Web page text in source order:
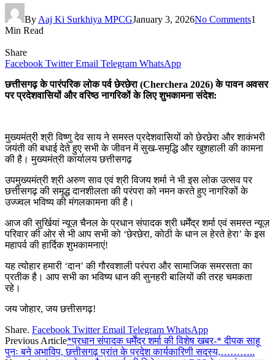
By Aaj Ki Surkhiya MPCGJanuary 3, 2026No Comments1
Min Read
Share
Facebook Twitter Email Telegram WhatsApp
छत्तीसगढ़ के पारंपरिक लोक पर्व छेरछेरा (Cherchera 2026) के पावन अवसर
पर प्रदेशवासियों और वरिष्ठ नागरिकों के लिए शुभकामना संदेश:
मुख्यमंत्री श्री विष्णु देव साय ने समस्त प्रदेशवासियों को छेरछेरा और शाकंभरी
जयंती की बधाई देते हुए सभी के जीवन में सुख-समृद्धि और खुशहाली की कामना
की है। मुख्यमंत्री कार्यालय छत्तीसगढ़
उपमुख्यमंत्री श्री अरुण साव एवं श्री विजय शर्मा ने भी इस लोक उत्सव पर
छत्तीसगढ़ की समृद्ध दानशीलता की परंपरा को नमन करते हुए नागरिकों के
उज्ज्वल भविष्य की मंगलकामना की है।
आज की सुर्खियां न्यूज़ चैनल के प्रधान संपादक श्री धर्मेंद्र शर्मा एवं समस्त न्यूज़
परिवार की ओर से भी आप सभी को ‘छेरछेरा, कोठी के धान ल हेरते हेरा’ के इस
महापर्व की हार्दिक शुभकामनाएं!
यह त्योहार हमारी ‘दान’ की गौरवशाली परंपरा और सामाजिक समरसता का
प्रतीक है। आप सभी का भविष्य धान की सुनहरी बालियों की तरह चमकता
रहे।
जय जोहार, जय छत्तीसगढ़!
Share. Facebook Twitter Email Telegram WhatsApp
Previous Article*प्रधान संपादक धर्मेंद्र शर्मा की विशेष खबर-* दीपक साहू
पुनः बने अभाविप, छत्तीसगढ़ प्रांत के प्रदेश कार्यकारिणी सदस्य,………..